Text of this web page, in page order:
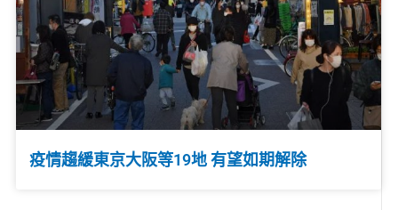
疫情趨緩東京大阪等19地 有望如期解除